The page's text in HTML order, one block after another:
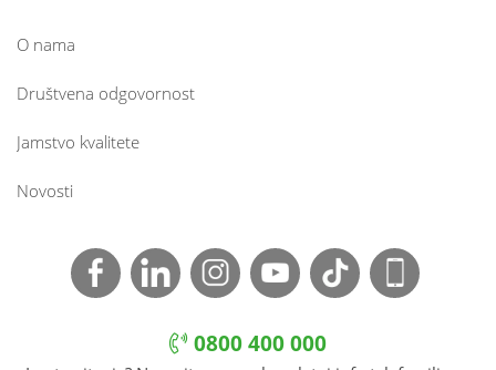
O nama
Društvena odgovornost
Jamstvo kvalitete
Novosti
0800 400 000